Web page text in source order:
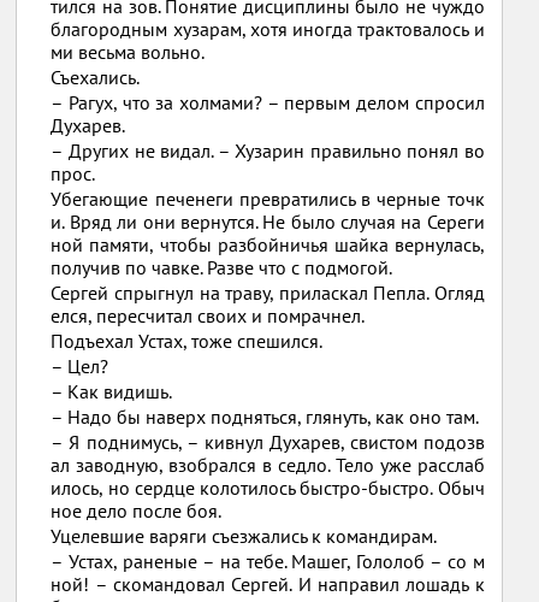
тился на зов. Понятие дисциплины было не чуждо
благородным хузарам, хотя иногда трактовалось и
ми весьма вольно.
Съехались.
– Рагух, что за холмами? – первым делом спросил
Духарев.
– Других не видал. – Хузарин правильно понял во
прос.
Убегающие печенеги превратились в черные точк
и. Вряд ли они вернутся. Не было случая на Сереги
ной памяти, чтобы разбойничья шайка вернулась,
получив по чавке. Разве что с подмогой.
Сергей спрыгнул на траву, приласкал Пепла. Огляд
елся, пересчитал своих и помрачнел.
Подъехал Устах, тоже спешился.
– Цел?
– Как видишь.
– Надо бы наверх подняться, глянуть, как оно там.
– Я поднимусь, – кивнул Духарев, свистом подозв
ал заводную, взобрался в седло. Тело уже расслаб
илось, но сердце колотилось быстро‑быстро. Обыч
ное дело после боя.
Уцелевшие варяги съезжались к командирам.
– Устах, раненые – на тебе. Машег, Гололоб – со м
ной! – скомандовал Сергей. И направил лошадь к